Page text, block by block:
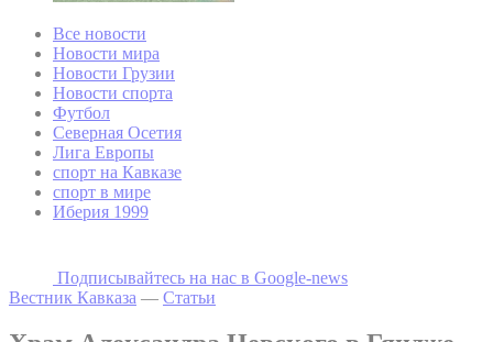
Все новости
Новости мира
Новости Грузии
Новости спорта
Футбол
Северная Осетия
Лига Европы
спорт на Кавказе
спорт в мире
Иберия 1999
Подписывайтесь на наc в Google-news
Вестник Кавказа — Статьи